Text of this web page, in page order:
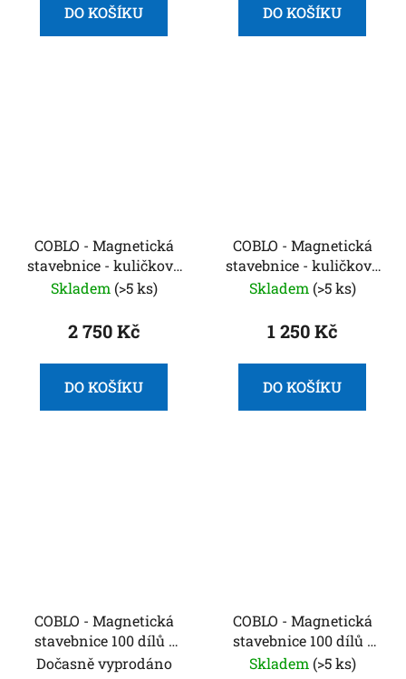
DO KOŠÍKU DO KOŠÍKU
COBLO - Magnetická
stavebnice - kuličková
dráha - 100 dílů -
Skladem (>5 ks)
2 750 Kč
DO KOŠÍKU
COBLO - Magnetická
stavebnice - kuličková
dráha - 35 dílů -
Skladem (>5 ks)
1 250 Kč
DO KOŠÍKU
COBLO - Magnetická
stavebnice 100 dílů -
Classic
Dočasně vyprodáno
COBLO - Magnetická
stavebnice 100 dílů -
Pastel
Skladem (>5 ks)